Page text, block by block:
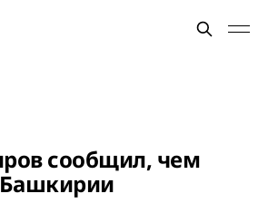
сообщил, чем
Башкирии